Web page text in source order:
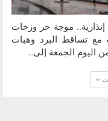
موجة حر وزخات
مع تساقط البرد وهبات
اليوم الجمعة إلى…